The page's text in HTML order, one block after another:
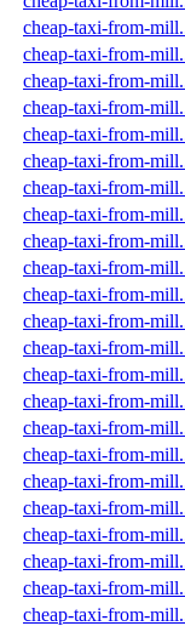
cheap-taxi-from-
cheap-taxi-from-
cheap-taxi-from-
cheap-taxi-from-
cheap-taxi-from-
cheap-taxi-from-
cheap-taxi-from-
cheap-taxi-from-
cheap-taxi-from-
cheap-taxi-from-
cheap-taxi-from-
cheap-taxi-from-
cheap-taxi-from-
cheap-taxi-from-
cheap-taxi-from-
cheap-taxi-from-
cheap-taxi-from-
cheap-taxi-from-
cheap-taxi-from-
cheap-taxi-from-
cheap-taxi-from-
cheap-taxi-from-
cheap-taxi-from-